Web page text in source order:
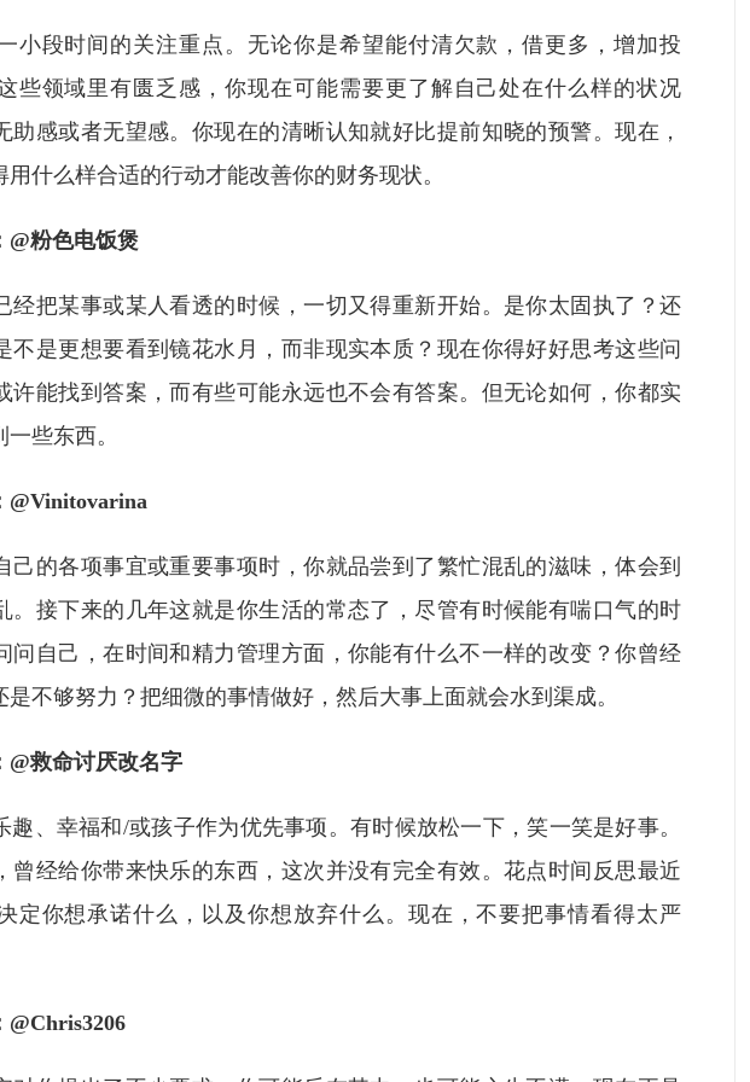
小段时间的关注重点。无论你是希望能付清欠款，借更多，增加投
些领域里有匮乏感，你现在可能需要更了解自己处在什么样的状况
助感或者无望感。你现在的清晰认知就好比提前知晓的预警。现在，
什么样合适的行动才能改善你的财务现状。
@粉色电饭煲
经把某事或某人看透的时候，一切又得重新开始。是你太固执了？还
不是更想要看到镜花水月，而非现实本质？现在你得好好思考这些问
许能找到答案，而有些可能永远也不会有答案。但无论如何，你都实
些东西。
@Vinitovarina
己的各项事宜或重要事项时，你就品尝到了繁忙混乱的滋味，体会到
。接下来的几年这就是你生活的常态了，尽管有时候能有喘口气的时
问自己，在时间和精力管理方面，你能有什么不一样的改变？你曾经
不够努力？把细微的事情做好，然后大事上面就会水到渠成。
@救命讨厌改名字
趣、幸福和/或孩子作为优先事项。有时候放松一下，笑一笑是好事。
曾经给你带来快乐的东西，这次并没有完全有效。花点时间反思最近
定你想承诺什么，以及你想放弃什么。现在，不要把事情看得太严
@Chris3206